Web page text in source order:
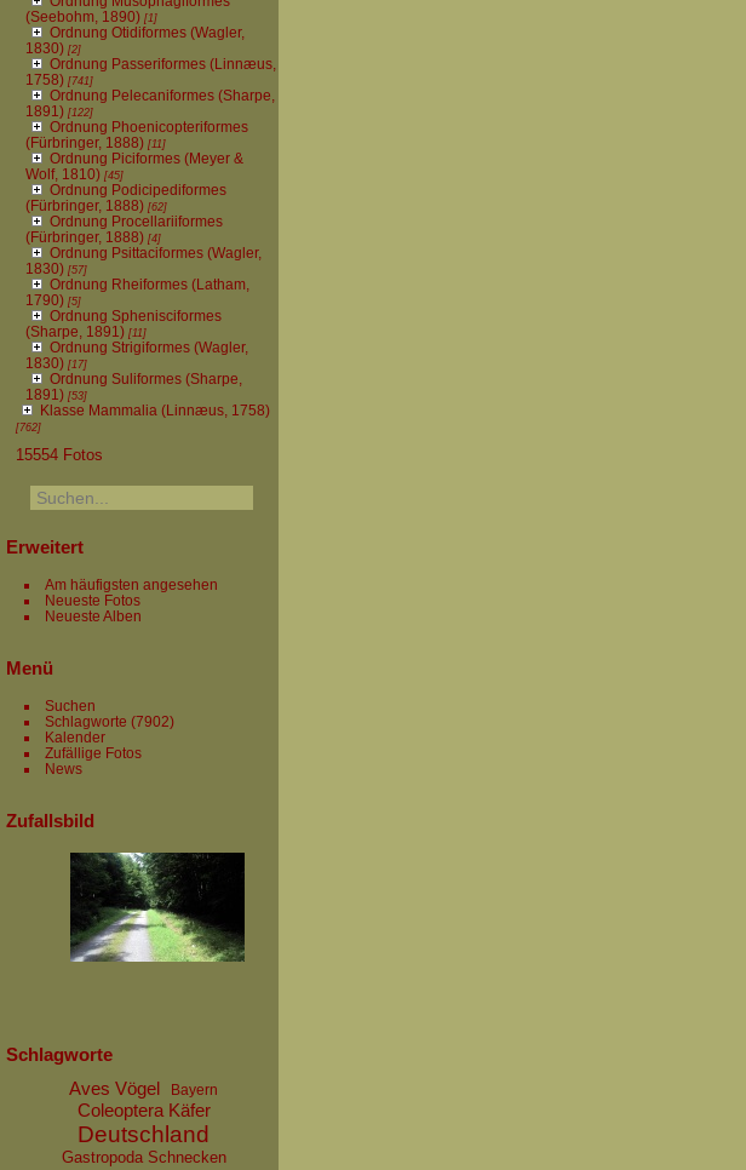
(Seebohm, 1890)[1]
Ordnung Otidiformes (Wagler,
1830)[2]
Ordnung Passeriformes (Linnæus,
1758)[741]
Ordnung Pelecaniformes (Sharpe,
1891)[122]
Ordnung Phoenicopteriformes
(Fürbringer, 1888)[11]
Ordnung Piciformes (Meyer &
Wolf, 1810)[45]
Ordnung Podicipediformes
(Fürbringer, 1888)[62]
Ordnung Procellariiformes
(Fürbringer, 1888)[4]
Ordnung Psittaciformes (Wagler,
1830)[57]
Ordnung Rheiformes (Latham,
1790) [5]
Ordnung Sphenisciformes
(Sharpe, 1891)[11]
Ordnung Strigiformes (Wagler,
1830)[17]
Ordnung Suliformes (Sharpe,
1891)[53]
Klasse Mammalia (Linnæus, 1758)
[762]
15554 Fotos
Erweitert
Am häufigsten angesehen
Neueste Fotos
Neueste Alben
Menü
Suchen
Schlagworte (7902)
Kalender
Zufällige Fotos
News
Zufallsbild
Schlagworte
Aves Vögel
Bayern
Coleoptera Käfer
Deutschland
Gastropoda Schnecken